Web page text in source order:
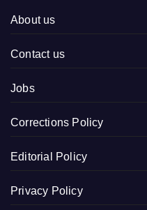
About us
Contact us
Jobs
Corrections Policy
Editorial Policy
Privacy Policy